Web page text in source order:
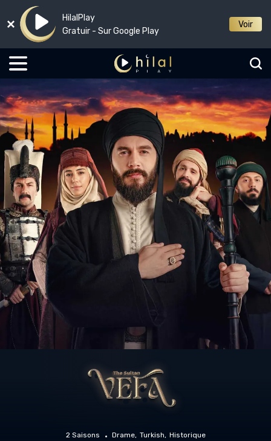
HilalPlay
Gratuir - Sur Google Play
Voir
2 Saisons Drame Turkish Historique